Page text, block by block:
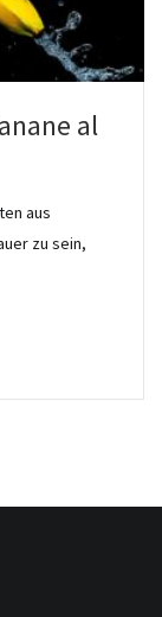
al
aus
zu sein,